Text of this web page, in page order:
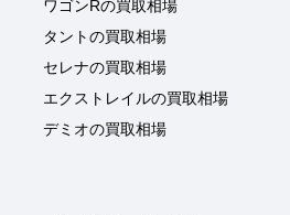
ワゴンRの買取相場
タントの買取相場
セレナの買取相場
エクストレイルの買取相場
デミオの買取相場